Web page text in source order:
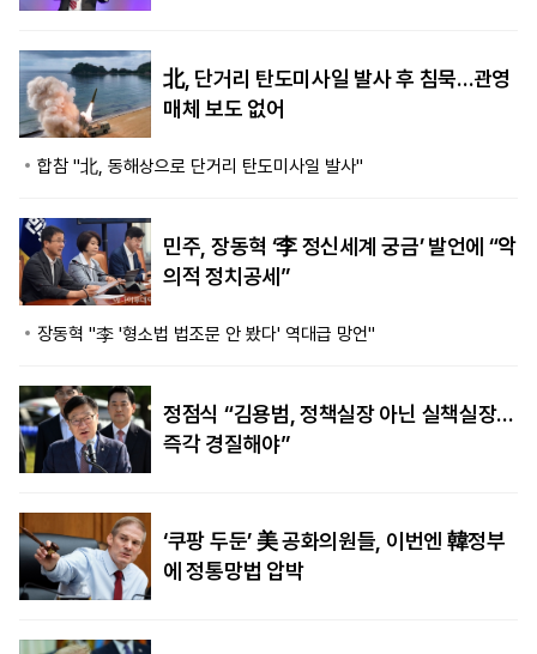
北, 단거리 탄도미사일 발사 후 침묵…관영
매체 보도 없어
합참 "北, 동해상으로 단거리 탄도미사일 발사"
민주, 장동혁 ‘李 정신세계 궁금’ 발언에 “악
의적 정치공세”
장동혁 "李 '형소법 법조문 안 봤다' 역대급 망언"
정점식 “김용범, 정책실장 아닌 실책실장…
즉각 경질해야”
‘쿠팡 두둔’ 美 공화의원들, 이번엔 韓정부
에 정통망법 압박